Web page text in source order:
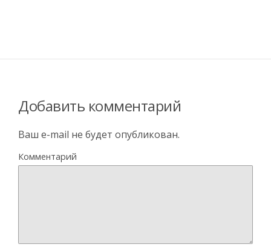
Добавить комментарий
Ваш e-mail не будет опубликован.
Комментарий